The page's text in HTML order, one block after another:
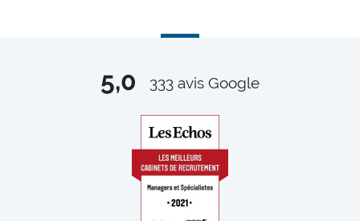
5,0 333 avis Google